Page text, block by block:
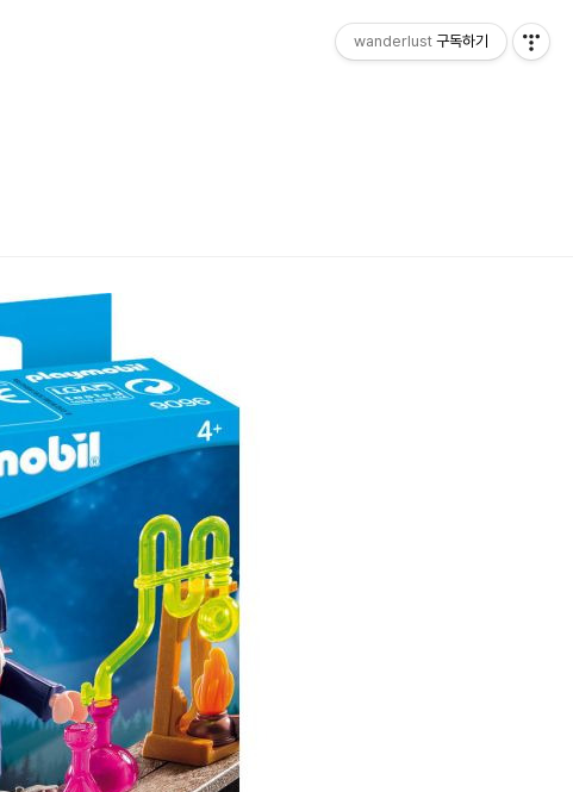
wanderlust 구독하기